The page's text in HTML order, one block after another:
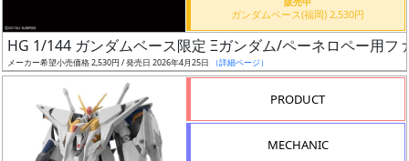
近
日
Web
ガンダムベース(福岡) 2,530円
HG 1/144 ガンダムベース限定 Ξガンダム/ペーネロペー用フ
メーカー希望小売価格 2,530円 / 発売日 2026年4月25日 （詳細ページ）
PRODUCT
MECHANIC